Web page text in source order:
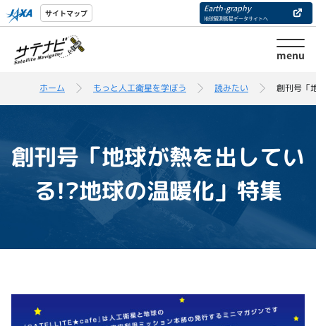
サイトマップ Earth-graphy
地球観測衛星データサイトへ
menu
ホーム もっと人工衛星を学ぼう 読みたい 創刊号「
創刊号「地球が熱を出してい
る!?地球の温暖化」特集